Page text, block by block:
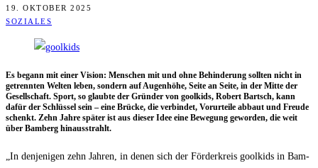
19. OKTOBER 2025
SOZIALES
Es begann mit einer Visi­on: Men­schen mit und ohne Behin­de­rung soll­ten nicht in
getrenn­ten Wel­ten leben, son­dern auf Augen­hö­he, Sei­te an Sei­te, in der Mit­te der
Gesell­schaft. Sport, so glaub­te der Grün­der von gool­kids, Robert Bartsch, kann
dafür der Schlüs­sel sein – eine Brü­cke, die ver­bin­det, Vor­ur­tei­le abbaut und Freu­de
schenkt. Zehn Jah­re spä­ter ist aus die­ser Idee eine Bewe­gung gewor­den, die weit
über Bam­berg hinausstrahlt.
„In den­je­ni­gen zehn Jah­ren, in denen sich der För­der­kreis gool­kids in Bam­